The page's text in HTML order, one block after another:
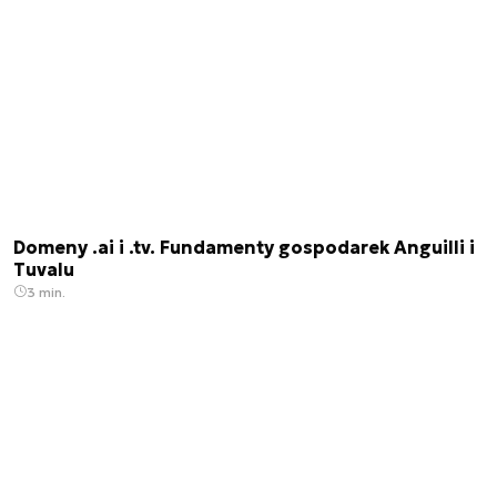
Domeny .ai i .tv. Fundamenty gospodarek Anguilli i
Tuvalu
3 min.